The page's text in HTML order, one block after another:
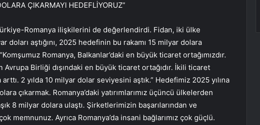
ÇIKARMAYI HEDEFLİYORUZ”
Romanya ilişkilerini de değerlendirdi. Fidan, iki ülke
doları aştığını, 2025 hedefinin bu rakamı 15 milyar dolara
Romanya, Balkanlar’daki en büyük ticaret ortağımızdır.
Avrupa Birliği dışındaki en büyük ticaret ortağıdır. İkili ticaret
2 yılda 10 milyar dolar seviyesini aştık.” Hedefimiz 2025 yılına
çıkarmak. Romanya’daki yatırımlarımız üçüncü ülkelerden
8 milyar dolara ulaştı. Şirketlerimizin başarılarından ve
memnunuz. Ayrıca Romanya’da insani bağlarımız çok güçlü.